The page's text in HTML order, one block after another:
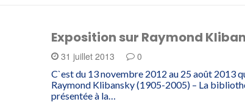
Exposition sur Raymond
31 juillet 2013 0
C`est du 13 novembre 2012 au 25 août 2013
Raymond Klibansky (1905-2005) – La
présentée à la…